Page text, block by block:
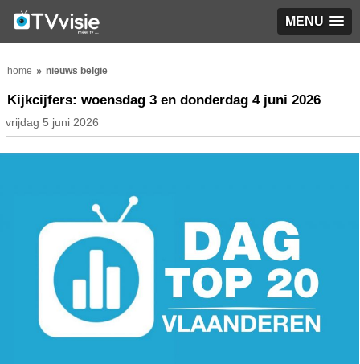
MENU
home nieuws belgië
Kijkcijfers: woensdag 3 en donderdag 4 juni 2026
vrijdag 5 juni 2026